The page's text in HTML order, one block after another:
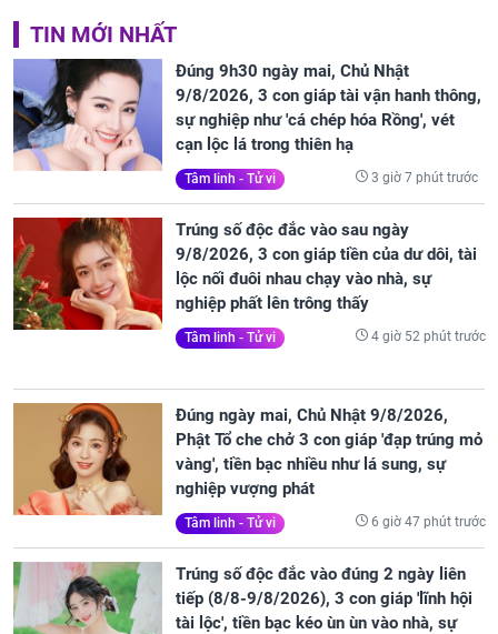
TIN MỚI NHẤT
Đúng 9h30 ngày mai, Chủ Nhật
9/8/2026, 3 con giáp tài vận hanh thông,
sự nghiệp như 'cá chép hóa Rồng', vét
cạn lộc lá trong thiên hạ
Tâm linh - Tử vi 3 giờ 7 phút trước
Trúng số độc đắc vào sau ngày
9/8/2026, 3 con giáp tiền của dư dôi, tài
lộc nối đuôi nhau chạy vào nhà, sự
nghiệp phất lên trông thấy
Tâm linh - Tử vi 4 giờ 52 phút trước
Đúng ngày mai, Chủ Nhật 9/8/2026,
Phật Tổ che chở 3 con giáp 'đạp trúng mỏ
vàng', tiền bạc nhiều như lá sung, sự
nghiệp vượng phát
Tâm linh - Tử vi 6 giờ 47 phút trước
Trúng số độc đắc vào đúng 2 ngày liên
tiếp (8/8-9/8/2026), 3 con giáp 'lĩnh hội
tài lộc', tiền bạc kéo ùn ùn vào nhà, sự